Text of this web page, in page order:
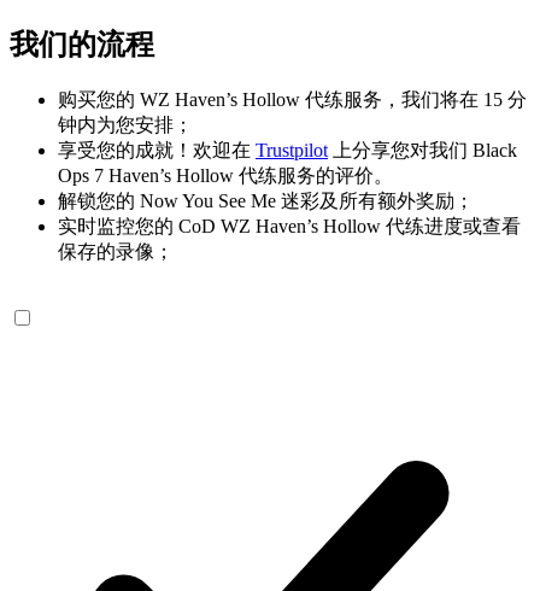
我们的流程
购买您的 WZ Haven’s Hollow 代练服务，我们将在 15 分
钟内为您安排；
享受您的成就！欢迎在 Trustpilot 上分享您对我们 Black
Ops 7 Haven’s Hollow 代练服务的评价。
解锁您的 Now You See Me 迷彩及所有额外奖励；
实时监控您的 CoD WZ Haven’s Hollow 代练进度或查看
保存的录像；